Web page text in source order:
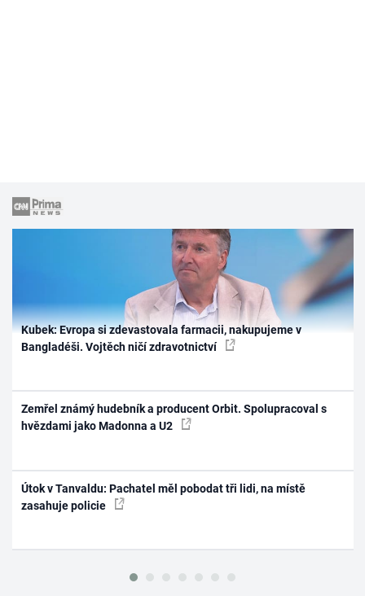
Kubek: Evropa si zdevastovala farmacii, nakupujeme v
Bangladéši. Vojtěch ničí zdravotnictví
Zemřel známý hudebník a producent Orbit. Spolupracoval s
hvězdami jako Madonna a U2
Útok v Tanvaldu: Pachatel měl pobodat tři lidi, na místě
zasahuje policie